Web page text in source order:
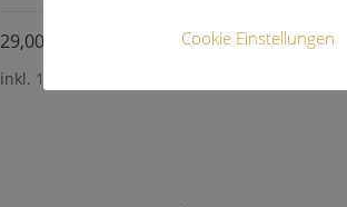
29,00
inkl. 19% MwSt. zzgl. Versand
Cookie Einstellungen